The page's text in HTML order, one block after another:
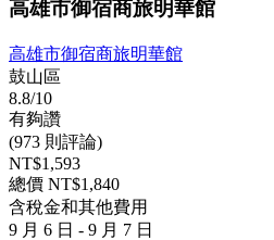
高雄市御宿商旅明華館
高雄市御宿商旅明華館
鼓山區
8.8/10
有夠讚
(973 則評論)
NT$1,593
總價 NT$1,840
含稅金和其他費用
9 月 6 日 - 9 月 7 日